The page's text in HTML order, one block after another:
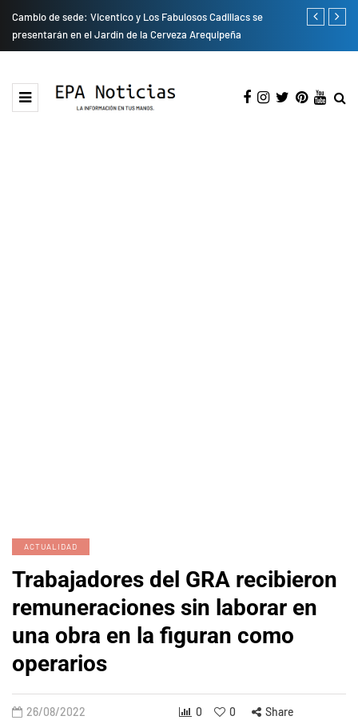
Cambio de sede: Vicentico y Los Fabulosos Cadillacs se
presentarán en el Jardín de la Cerveza Arequipeña
Empresas
ACTUALIDAD
Trabajadores del GRA recibieron
remuneraciones sin laborar en
una obra en la figuran como
operarios
26/08/2022 0 0 Share